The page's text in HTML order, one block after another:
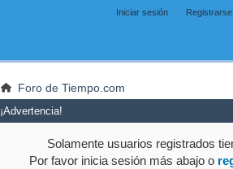
Iniciar sesión Registrarse
Foro de Tiempo.com
¡Advertencia!
Solamente usuarios registrados
Por favor inicia sesión más abajo o